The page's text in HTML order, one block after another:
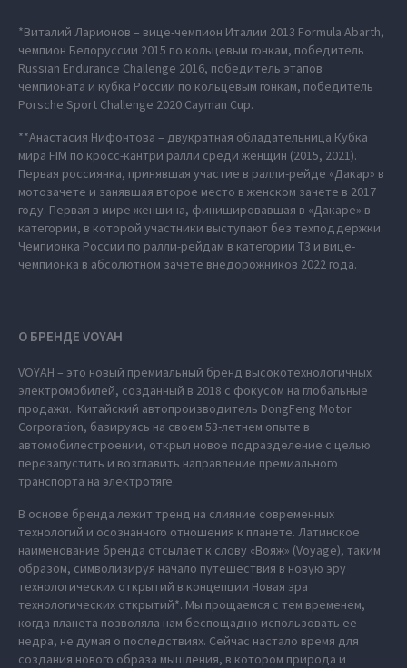
*Виталий Ларионов – вице-чемпион Италии 2013 Formula Abarth,
чемпион Белоруссии 2015 по кольцевым гонкам, победитель
Russian Endurance Challenge 2016, победитель этапов
чемпионата и кубка России по кольцевым гонкам, победитель
Porsche Sport Challenge 2020 Cayman Cup.
**Анастасия Нифонтова – двукратная обладательница Кубка
мира FIM по кросс-кантри ралли среди женщин (2015, 2021).
Первая россиянка, принявшая участие в ралли-рейде «Дакар» в
мотозачете и занявшая второе место в женском зачете в 2017
году. Первая в мире женщина, финишировавшая в «Дакаре» в
категории, в которой участники выступают без техподдержки.
Чемпионка России по ралли-рейдам в категории Т3 и вице-
чемпионка в абсолютном зачете внедорожников 2022 года.
О БРЕНДЕ VOYAH
VOYAH – это новый премиальный бренд высокотехнологичных
электромобилей, созданный в 2018 с фокусом на глобальные
продажи. Китайский автопроизводитель DongFeng Motor
Corporation, базируясь на своем 53-летнем опыте в
автомобилестроении, открыл новое подразделение с целью
перезапустить и возглавить направление премиального
транспорта на электротяге.
В основе бренда лежит тренд на слияние современных
технологий и осознанного отношения к планете. Латинское
наименование бренда отсылает к слову «Вояж» (Voyage), таким
образом, символизируя начало путешествия в новую эру
технологических открытий в концепции Новая эра
технологических открытий*. Мы прощаемся с тем временем,
когда планета позволяла нам беспощадно использовать ее
недра, не думая о последствиях. Сейчас настало время для
создания нового образа мышления, в котором природа и